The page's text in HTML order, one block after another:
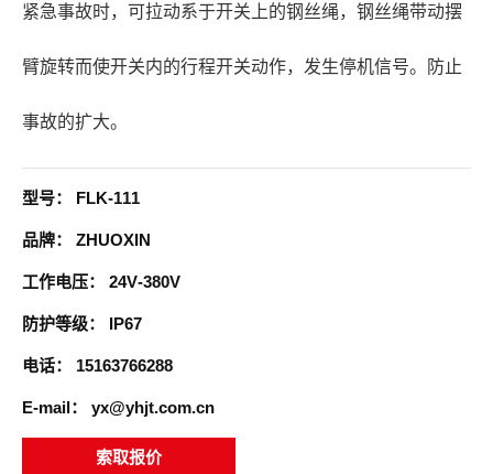
紧急事故时，可拉动系于开关上的钢丝绳，钢丝绳带动摆
臂旋转而使开关内的行程开关动作，发生停机信号。防止
事故的扩大。
型号： FLK-111
品牌： ZHUOXIN
工作电压： 24V-380V
防护等级： IP67
电话： 15163766288
E-mail： yx@yhjt.com.cn
索取报价